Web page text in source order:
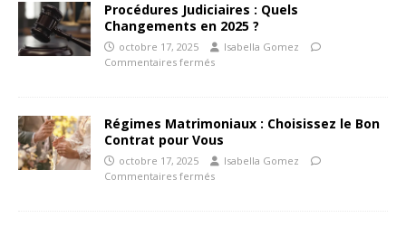
Procédures Judiciaires : Quels
Changements en 2025 ?
octobre 17, 2025
Isabella Gomez
Commentaires fermés
Régimes Matrimoniaux : Choisissez le Bon
Contrat pour Vous
octobre 17, 2025
Isabella Gomez
Commentaires fermés